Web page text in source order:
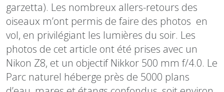
garzetta). Les nombreux allers-retours des
oiseaux m’ont permis de faire des photos en
vol, en privilégiant les lumières du soir. Les
photos de cet article ont été prises avec un
Nikon Z8, et un objectif Nikkor 500 mm f/4.0. Le
Parc naturel héberge près de 5000 plans